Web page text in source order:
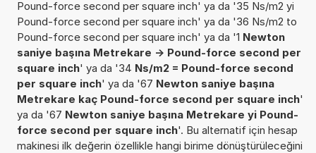
Pound-force second per square inch' ya da '35 Ns/m2 yi
Pound-force second per square inch' ya da '36 Ns/m2 to
Pound-force second per square inch' ya da '1 Newton
saniye başına Metrekare -> Pound-force second per
square inch' ya da '34 Ns/m2 = Pound-force second
per square inch' ya da '67 Newton saniye başına
Metrekare kaç Pound-force second per square inch'
ya da '67 Newton saniye başına Metrekare yi Pound-
force second per square inch'. Bu alternatif için hesap
makinesi ilk değerin özellikle hangi birime dönüştürüleceğini